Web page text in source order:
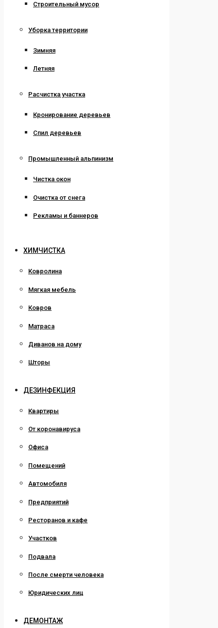
Строительный мусор
Уборка территории
Зимняя
Летняя
Расчистка участка
Кронирование деревьев
Спил деревьев
Промышленный альпинизм
Чистка окон
Очистка от снега
Рекламы и баннеров
ХИМЧИСТКА
Ковролина
Мягкая мебель
Ковров
Матраса
Диванов на дому
Шторы
ДЕЗИНФЕКЦИЯ
Квартиры
От коронавируса
Офиса
Помещений
Автомобиля
Предприятий
Ресторанов и кафе
Участков
Подвала
После смерти человека
Юридических лиц
ДЕМОНТАЖ